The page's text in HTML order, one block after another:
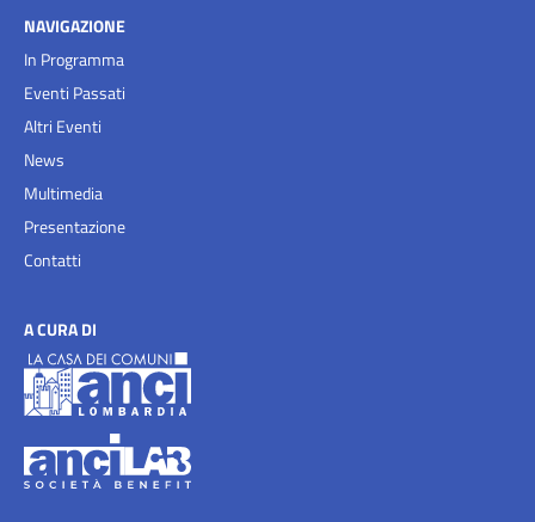
NAVIGAZIONE
In Programma
Eventi Passati
Altri Eventi
News
Multimedia
Presentazione
Contatti
A CURA DI